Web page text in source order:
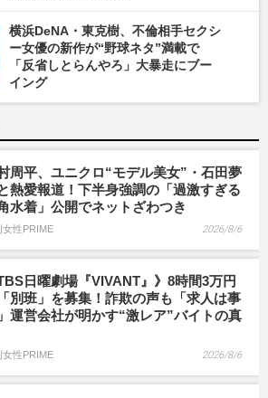
横浜DeNA・東克樹、不倫相手セクシ
ー女優の新作が“野球ネタ”満載で
「反省しとらんやろ」大暴走にブー
イング
周平、ユニクロ“モデル美女”・石田夢
熱愛報道！下半身強調の「過激すぎる
水着」公開でネットざわつき
女性PRIME 2026/8/6
TBS日曜劇場『VIVANT』》8時間3万円
別班」を募集！詐欺の声も「求人は事
運営会社が明かす“激レア”バイトの真
女性PRIME 2026/8/6